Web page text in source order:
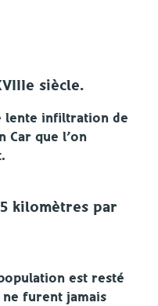
siècle.
lente infiltration de
Car que l’on
kilomètres par
est resté
furent jamais